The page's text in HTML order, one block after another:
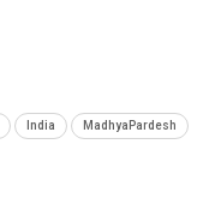
India MadhyaPardesh